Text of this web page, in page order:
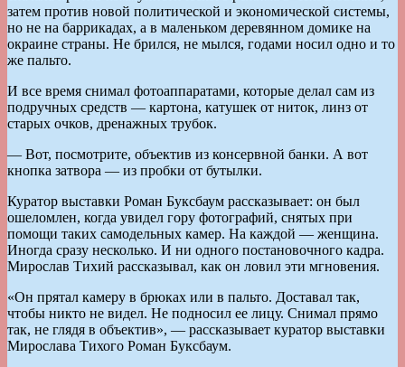
затем против новой политической и экономической системы,
но не на баррикадах, а в маленьком деревянном домике на
окраине страны. Не брился, не мылся, годами носил одно и то
же пальто.
И все время снимал фотоаппаратами, которые делал сам из
подручных средств — картона, катушек от ниток, линз от
старых очков, дренажных трубок.
— Вот, посмотрите, объектив из консервной банки. А вот
кнопка затвора — из пробки от бутылки.
Куратор выставки Роман Буксбаум рассказывает: он был
ошеломлен, когда увидел гору фотографий, снятых при
помощи таких самодельных камер. На каждой — женщина.
Иногда сразу несколько. И ни одного постановочного кадра.
Мирослав Тихий рассказывал, как он ловил эти мгновения.
«Он прятал камеру в брюках или в пальто. Доставал так,
чтобы никто не видел. Не подносил ее лицу. Снимал прямо
так, не глядя в объектив», — рассказывает куратор выставки
Мирослава Тихого Роман Буксбаум.